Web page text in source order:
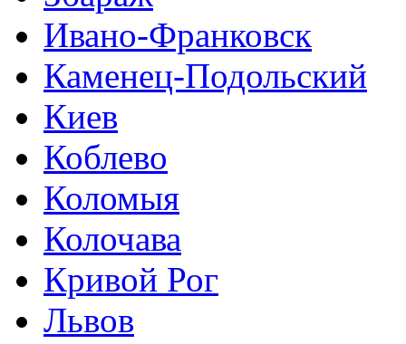
Ивано-Франковск
Каменец-Подольский
Киев
Коблево
Коломыя
Колочава
Кривой Рог
Львов